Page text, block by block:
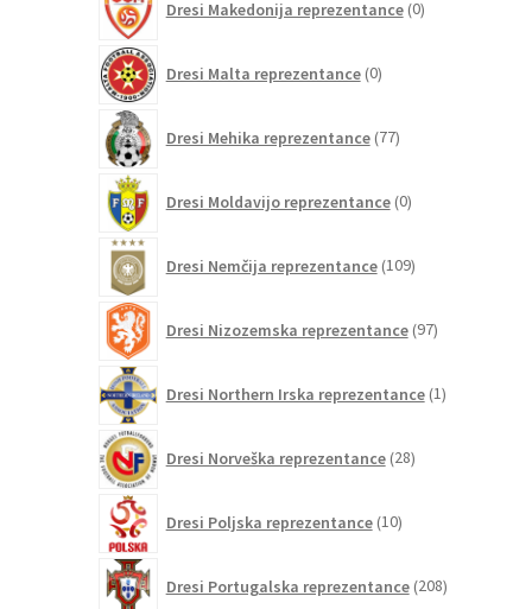
Dresi Makedonija reprezentance 0izdelkov
Dresi Malta reprezentance 0izdelkov
Dresi Mehika reprezentance 77izdelkov
Dresi Moldavijo reprezentance 0izdelkov
Dresi Nemčija reprezentance 109izdelkov
Dresi Nizozemska reprezentance 97izdelkov
Dresi Northern Irska reprezentance 1izdelek
Dresi Norveška reprezentance 28izdelkov
Dresi Poljska reprezentance 10izdelkov
Dresi Portugalska reprezentance 208izdelkov